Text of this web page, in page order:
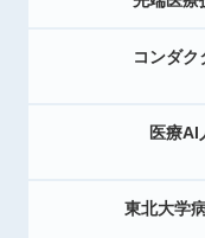
コンダ
医療AI
東北大学